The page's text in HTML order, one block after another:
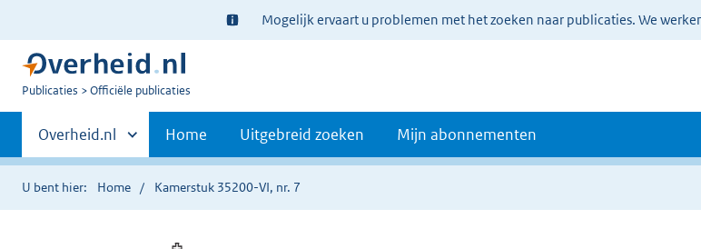
Ter
informatie:
Mogelijk ervaart u problemen met het zoeken naar publicaties. We
U
Publicaties Officiële publicaties
Primaire
navigatie
Andere
sites
binnen
Overheid.nl Home Uitgebreid zoeken Mijn abonnementen
U bent hier: Home Kamerstuk 35200-VI, nr. 7